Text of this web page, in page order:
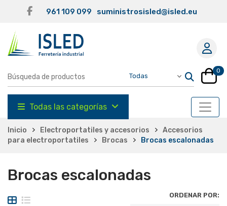
961 109 099 suministrosisled@isled.eu
0
Todas las categorías
Inicio Electroportatiles y accesorios
Accesorios
para electroportatiles
Brocas Brocas escalonadas
Brocas escalonadas
ORDENAR POR: